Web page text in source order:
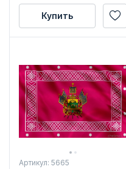
Купить
Артикул: 5665